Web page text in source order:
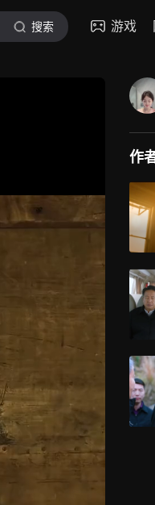
搜索 游戏
作